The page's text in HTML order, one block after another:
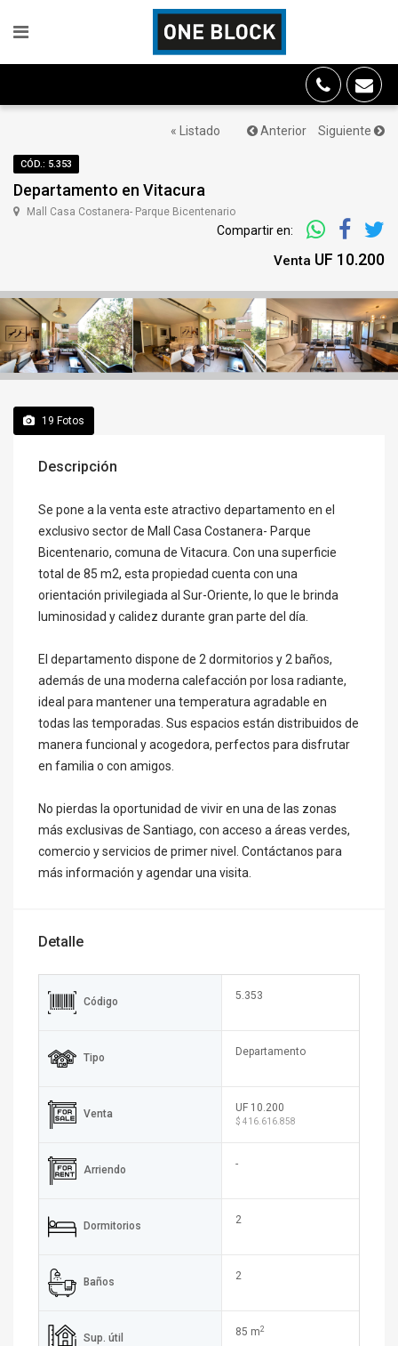
« Listado Anterior Siguiente
CÓD.: 5.353
Departamento en Vitacura
Mall Casa Costanera- Parque Bicentenario
Compartir en:
Venta UF 10.200
19 Fotos
Descripción
Se pone a la venta este atractivo departamento en el
exclusivo sector de Mall Casa Costanera- Parque
Bicentenario, comuna de Vitacura. Con una superficie
total de 85 m2, esta propiedad cuenta con una
orientación privilegiada al Sur-Oriente, lo que le brinda
luminosidad y calidez durante gran parte del día.
El departamento dispone de 2 dormitorios y 2 baños,
además de una moderna calefacción por losa radiante,
ideal para mantener una temperatura agradable en
todas las temporadas. Sus espacios están distribuidos de
manera funcional y acogedora, perfectos para disfrutar
en familia o con amigos.
No pierdas la oportunidad de vivir en una de las zonas
más exclusivas de Santiago, con acceso a áreas verdes,
comercio y servicios de primer nivel. Contáctanos para
más información y agendar una visita.
Detalle
Código
5.353
Tipo
Departamento
Venta
UF 10.200
$ 416.616.858
Arriendo
-
Dormitorios
2
Baños
2
Sup. útil
85 m2